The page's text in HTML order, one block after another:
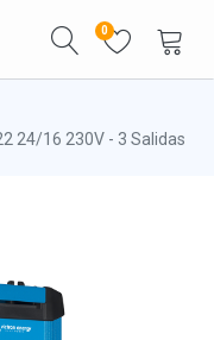
0
24/16 230V - 3 Salidas